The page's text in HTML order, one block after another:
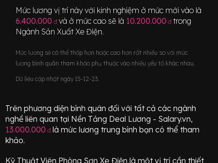
Mức lương vị trí này với kinh nghiệm ở mức mới vào là
6.400.000 đ và ở mức cao sẽ là 10.200.000 đ trong
NgànhSản Xuất Xe Điện.
Mức lương sẽ có thể thấp hơn hoặc cao hơn rất nhiều so với mức
lương bình quân tham khảo phụ thuộc vào nhiều yếu tố khác nhau.
Dữ liệu cập nhật ngày 15-12-23.
Trên phương diện bình quân đối với tất cả các ngành
nghề liên quan tại Nền Tảng Deal Lương - Salary.vn,
13.000.000 đlà mức lương trung bình bạn có thể tham
khảo.
Kỹ Thuật Viên Phòng Sơn Xe Điện là một vị trícần thiết